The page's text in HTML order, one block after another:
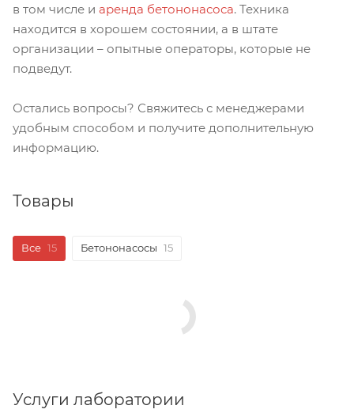
в том числе и аренда бетононасоса. Техника
находится в хорошем состоянии, а в штате
организации – опытные операторы, которые не
подведут.
Остались вопросы? Свяжитесь с менеджерами
удобным способом и получите дополнительную
информацию.
Товары
Все 15 Бетононасосы 15
Услуги лаборатории